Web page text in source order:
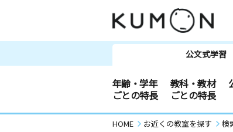
公文式学習
年齢・学年
ごとの特長
教科・教材
ごとの特長
HOME お近くの教室を探す 検